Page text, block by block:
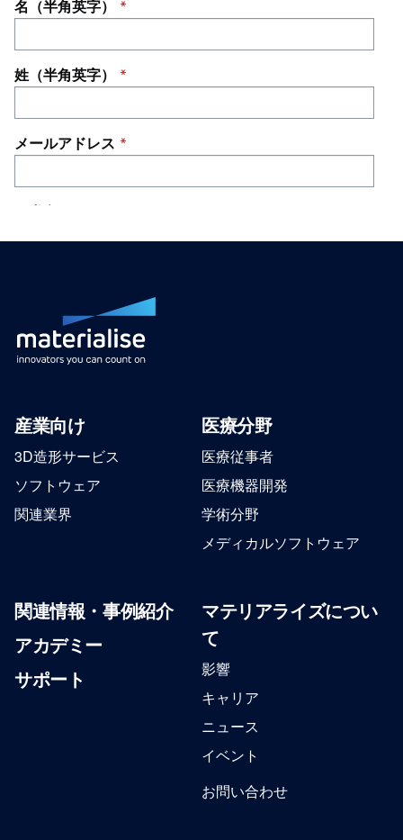
産業向け
3D造形サービス
ソフトウェア
関連業界
医療分野
医療従事者
医療機器開発
学術分野
メディカルソフトウェア
関連情報・事例紹介
アカデミー
サポート
マテリアライズについ
て
影響
キャリア
ニュース
イベント
お問い合わせ